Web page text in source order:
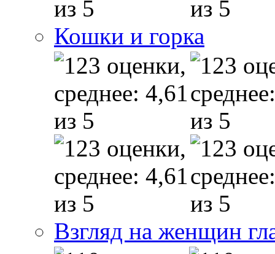
Кошки и горка
Взгляд на женщин